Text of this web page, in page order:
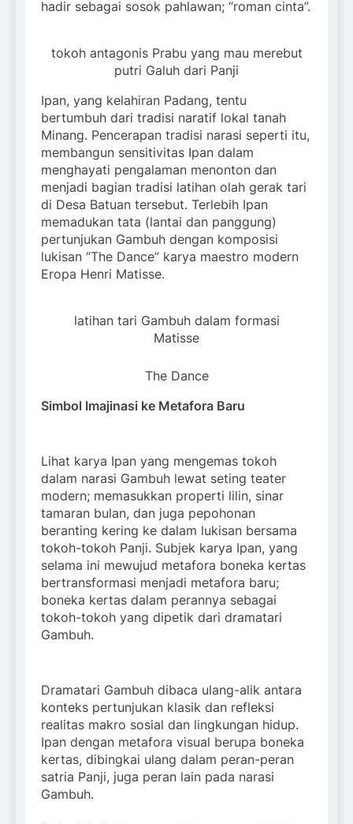
hadir sebagai sosok pahlawan; “roman cinta”.
tokoh antagonis Prabu yang mau merebut
putri Galuh dari Panji
Ipan, yang kelahiran Padang, tentu
bertumbuh dari tradisi naratif lokal tanah
Minang. Pencerapan tradisi narasi seperti itu,
membangun sensitivitas Ipan dalam
menghayati pengalaman menonton dan
menjadi bagian tradisi latihan olah gerak tari
di Desa Batuan tersebut. Terlebih Ipan
memadukan tata (lantai dan panggung)
pertunjukan Gambuh dengan komposisi
lukisan “The Dance” karya maestro modern
Eropa Henri Matisse.
latihan tari Gambuh dalam formasi
Matisse
The Dance
Simbol Imajinasi ke Metafora Baru
Lihat karya Ipan yang mengemas tokoh
dalam narasi Gambuh lewat seting teater
modern; memasukkan properti lilin, sinar
tamaran bulan, dan juga pepohonan
beranting kering ke dalam lukisan bersama
tokoh-tokoh Panji. Subjek karya Ipan, yang
selama ini mewujud metafora boneka kertas
bertransformasi menjadi metafora baru;
boneka kertas dalam perannya sebagai
tokoh-tokoh yang dipetik dari dramatari
Gambuh.
Dramatari Gambuh dibaca ulang-alik antara
konteks pertunjukan klasik dan refleksi
realitas makro sosial dan lingkungan hidup.
Ipan dengan metafora visual berupa boneka
kertas, dibingkai ulang dalam peran-peran
satria Panji, juga peran lain pada narasi
Gambuh.